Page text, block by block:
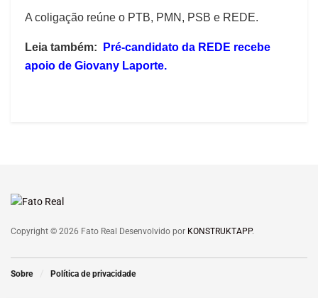
A coligação reúne o PTB, PMN, PSB e REDE.
Leia também:
Pré-candidato da REDE recebe
apoio de Giovany Laporte.
Copyright © 2026 Fato Real Desenvolvido por KONSTRUKTAPP.
Sobre Política de privacidade